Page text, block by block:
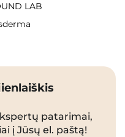
LAB
patarimai,
į Jūsų el. paštą!